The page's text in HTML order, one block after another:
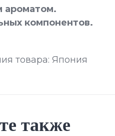
ароматом.
компонентов.
товара: Япония
также